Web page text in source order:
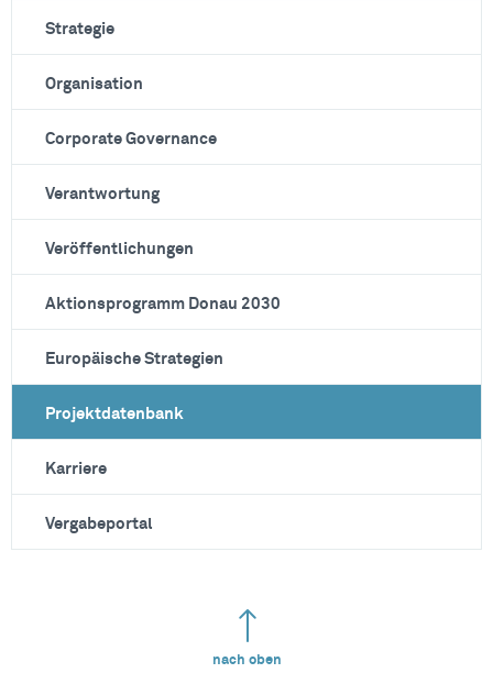
Strategie
Organisation
Corporate Governance
Verantwortung
Veröffentlichungen
Aktionsprogramm Donau 2030
Europäische Strategien
Projektdatenbank
Karriere
Vergabeportal
nach oben